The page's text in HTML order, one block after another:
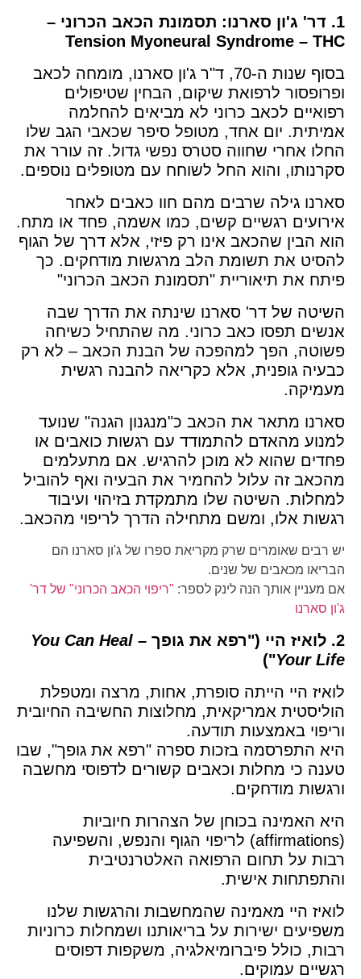
1. דר' ג'ון סארנו: תסמונת הכאב הכרוני –
Tension Myoneural Syndrome – THC
בסוף שנות ה-70, ד"ר ג'ון סארנו, מומחה לכאב
ופרופסור לרפואת שיקום, הבחין שטיפולים
רפואיים לכאב כרוני לא מביאים להחלמה
אמיתית. יום אחד, מטופל סיפר שכאבי הגב שלו
החלו אחרי שחווה סטרס נפשי גדול. זה עורר את
סקרנותו, והוא החל לשוחח עם מטופלים נוספים.
סארנו גילה שרבים מהם חוו כאבים לאחר
אירועים רגשיים קשים, כמו אשמה, פחד או מתח.
הוא הבין שהכאב אינו רק פיזי, אלא דרך של הגוף
להסיט את תשומת הלב מרגשות מודחקים. כך
פיתח את תיאוריית "תסמונת הכאב הכרוני"
השיטה של דר' סארנו שינתה את הדרך שבה
אנשים תפסו כאב כרוני. מה שהתחיל כשיחה
פשוטה, הפך למהפכה של הבנת הכאב – לא רק
כבעיה גופנית, אלא כקריאה להבנה רגשית
מעמיקה.
סארנו מתאר את הכאב כ"מנגנון הגנה" שנועד
למנוע מהאדם להתמודד עם רגשות כואבים או
פחדים שהוא לא מוכן להרגיש. אם מתעלמים
מהכאב זה עלול להחמיר את הבעיה ואף להוביל
למחלות. השיטה שלו מתמקדת בזיהוי ועיבוד
רגשות אלו, ומשם מתחילה הדרך לריפוי מהכאב.
יש רבים שאומרים שרק מקריאת ספרו של ג'ון סארנו הם
הבריאו מכאבים של שנים.
אם מעניין אותך הנה לינק לספר: "ריפוי הכאב הכרוני" של דר'
ג'ון סארנו
2. לואיז היי ("רפא את גופך –
You Can Heal
Your Life
")
לואיז היי הייתה סופרת, אחות, מרצה ומטפלת
הוליסטית אמריקאית, מחלוצות החשיבה החיובית
וריפוי באמצעות תודעה.
היא התפרסמה בזכות ספרה "רפא את גופך", שבו
טענה כי מחלות וכאבים קשורים לדפוסי מחשבה
ורגשות מודחקים.
היא האמינה בכוחן של הצהרות חיוביות
(affirmations) לריפוי הגוף והנפש, והשפיעה
רבות על תחום הרפואה האלטרנטיבית
והתפתחות אישית.
לואיז היי מאמינה שהמחשבות והרגשות שלנו
משפיעים ישירות על בריאותנו ושמחלות כרוניות
רבות, כולל פיברומיאלגיה, משקפות דפוסים
רגשיים עמוקים.